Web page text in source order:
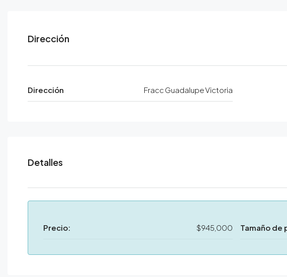
Dirección
Dirección Fracc Guadalupe Victoria
Detalles
Precio: $945,000 Tamaño de